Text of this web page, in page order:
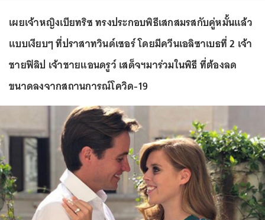
เผยเจ้าหญิงเบียทริซ ทรงประกอบพิธีเสกสมรสกับคู่หมั้นแล้ว
แบบเงียบๆ ที่ปราสาทวินด์เซอร์ โดยมีควีนเอลิซาเบธที่ 2 เจ้า
ชายฟิลิป เจ้าชายแอนดรูว์ เสด็จฯมาร่วมในพิธี ที่ต้องลด
ขนาดลงจากสถานการณ์โควิด-19